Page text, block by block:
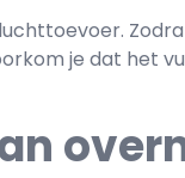
je dat het